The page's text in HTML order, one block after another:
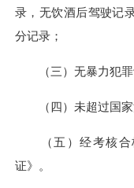
录，无饮酒后驾驶记
分记录；
（三）无暴力犯罪
（四）未超过国家
（五）经考核合
证》。